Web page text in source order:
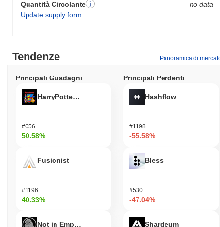
Quantità Circolante
Update supply form
no data
Tendenze Panoramica di
Principali Guadagni
HarryPotterObamaSonic10Inu (ETH)
#656
50.58%
Fusionist
#1196
40.33%
Not in Employment, Education, or Training
Principali Perdenti
Hashflow
#1198
-55.58%
Bless
#530
-47.04%
Shardeum